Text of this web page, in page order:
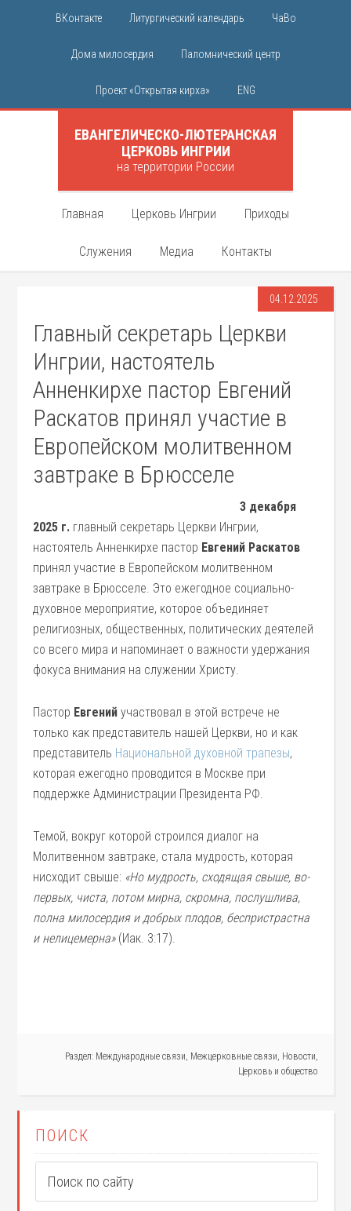
ВКонтакте Литургический календарь ЧаВо
Дома милосердия Паломнический центр
Проект «Открытая кирха» ENG
ЕВАНГЕЛИЧЕСКО-ЛЮТЕРАНСКАЯ
ЦЕРКОВЬ ИНГРИИ
на территории России
Главная Церковь Ингрии Приходы
Служения Медиа Контакты
04.12.2025
Главный секретарь Церкви
Ингрии, настоятель
Анненкирхе пастор Евгений
Раскатов принял участие в
Европейском молитвенном
завтраке в Брюсселе
3 декабря
2025 г. главный секретарь Церкви Ингрии,
настоятель Анненкирхе пастор Евгений Раскатов
принял участие в Европейском молитвенном
завтраке в Брюсселе. Это ежегодное социально-
духовное мероприятие, которое объединяет
религиозных, общественных, политических деятелей
со всего мира и напоминает о важности удержания
фокуса внимания на служении Христу.
Пастор Евгений участвовал в этой встрече не
только как представитель нашей Церкви, но и как
представитель Национальной духовной трапезы,
которая ежегодно проводится в Москве при
поддержке Администрации Президента РФ.
Темой, вокруг которой строился диалог на
Молитвенном завтраке, стала мудрость, которая
нисходит свыше: «Но мудрость, сходящая свыше, во-
первых, чиста, потом мирна, скромна, послушлива,
полна милосердия и добрых плодов, беспристрастна
и нелицемерна»(Иак. 3:17).
Раздел: Международные связи, Межцерковные связи, Новости,
Церковь и общество
ПОИСК